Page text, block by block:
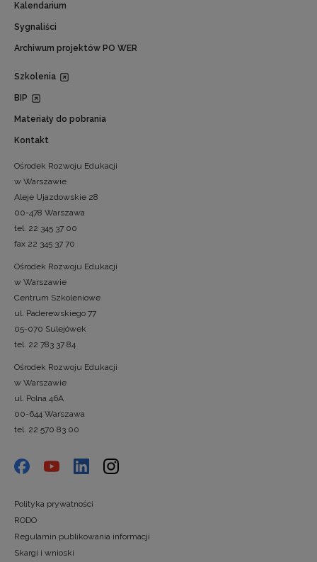
Kalendarium
Sygnaliści
Archiwum projektów PO WER
Szkolenia
BIP
Materiały do pobrania
Kontakt
Ośrodek Rozwoju Edukacji
w Warszawie
Aleje Ujazdowskie 28
00-478 Warszawa
tel. 22 345 37 00
fax 22 345 37 70
Ośrodek Rozwoju Edukacji
w Warszawie
Centrum Szkoleniowe
ul. Paderewskiego 77
05-070 Sulejówek
tel. 22 783 37 84
Ośrodek Rozwoju Edukacji
w Warszawie
ul. Polna 46A
00-644 Warszawa
tel. 22 570 83 00
Polityka prywatności
RODO
Regulamin publikowania informacji
Skargi i wnioski